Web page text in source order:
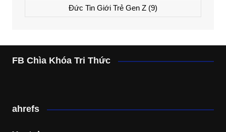
Đức Tin Giới Trẻ Gen Z(9)
FB Chìa Khóa Tri Thức
ahrefs